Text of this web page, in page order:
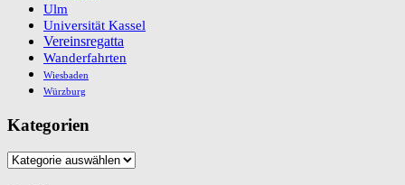
Ulm
Universität Kassel
Vereinsregatta
Wanderfahrten
Wiesbaden
Würzburg
Kategorien
Kategorien